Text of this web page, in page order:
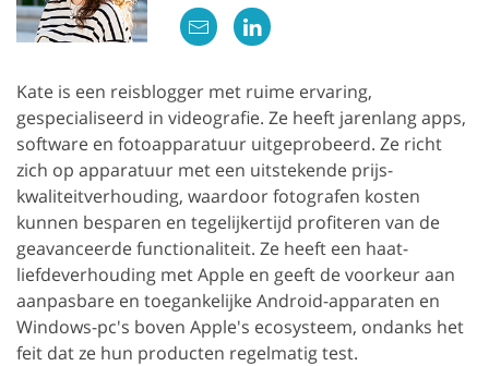
Kate is een reisblogger met ruime ervaring,
gespecialiseerd in videografie. Ze heeft jarenlang apps,
software en fotoapparatuur uitgeprobeerd. Ze richt
zich op apparatuur met een uitstekende prijs-
kwaliteitverhouding, waardoor fotografen kosten
kunnen besparen en tegelijkertijd profiteren van de
geavanceerde functionaliteit. Ze heeft een haat-
liefdeverhouding met Apple en geeft de voorkeur aan
aanpasbare en toegankelijke Android-apparaten en
Windows-pc's boven Apple's ecosysteem, ondanks het
feit dat ze hun producten regelmatig test.